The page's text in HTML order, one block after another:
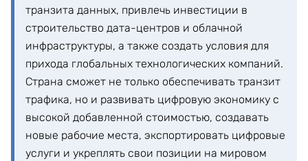
транзита данных, привлечь инвестиции в
строительство дата-центров и облачной
инфраструктуры, а также создать условия для
прихода глобальных технологических компаний.
Страна сможет не только обеспечивать транзит
трафика, но и развивать цифровую экономику с
высокой добавленной стоимостью, создавать
новые рабочие места, экспортировать цифровые
услуги и укреплять свои позиции на мировом